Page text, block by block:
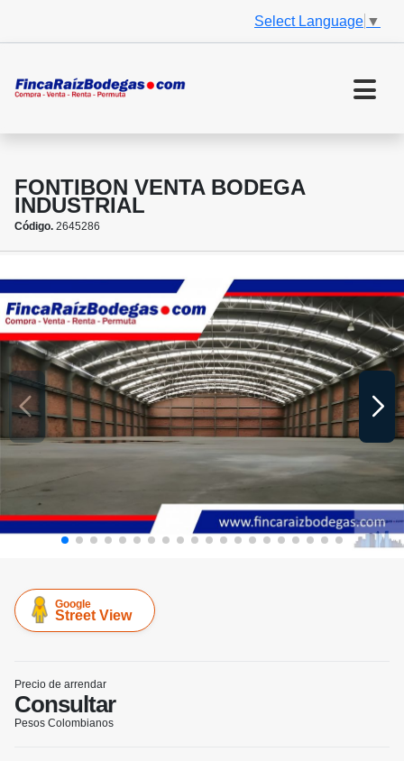
Select Language ▼
FONTIBON VENTA BODEGA
INDUSTRIAL
Código. 2645286
Google
Street View
Precio de arrendar
Consultar
Pesos Colombianos